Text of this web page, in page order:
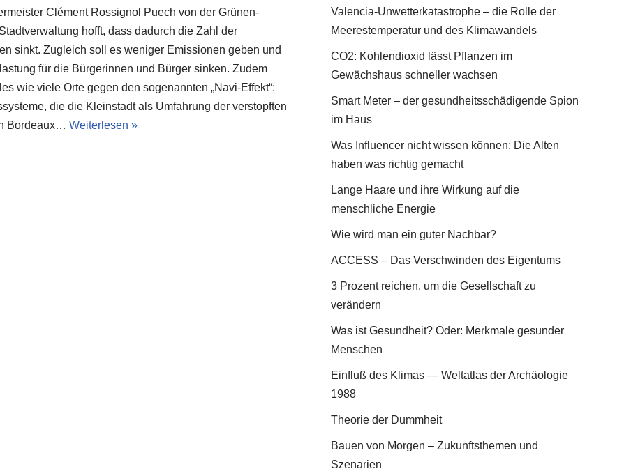
Clément Rossignol Puech von der Grünen-
hofft, dass dadurch die Zahl der
sinkt. Zugleich soll es weniger Emissionen geben und
für die Bürgerinnen und Bürger sinken. Zudem
wie viele Orte gegen den sogenannten „Navi-Effekt“:
die die Kleinstadt als Umfahrung der verstopften
Bordeaux… Weiterlesen »
Valencia-Unwetterkatastrophe – die Rolle der
Meerestemperatur und des Klimawandels
CO2: Kohlendioxid lässt Pflanzen im
Gewächshaus schneller wachsen
Smart Meter – der gesundheitsschädigende Spion
im Haus
Was Influencer nicht wissen können: Die Alten
haben was richtig gemacht
Lange Haare und ihre Wirkung auf die
menschliche Energie
Wie wird man ein guter Nachbar?
ACCESS – Das Verschwinden des Eigentums
3 Prozent reichen, um die Gesellschaft zu
verändern
Was ist Gesundheit? Oder: Merkmale gesunder
Menschen
Einfluß des Klimas — Weltatlas der Archäologie
1988
Theorie der Dummheit
Bauen von Morgen – Zukunftsthemen und
Szenarien